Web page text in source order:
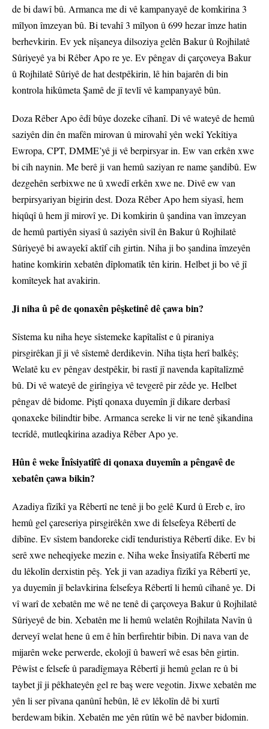
de bi dawî bû. Armanca me di vê kampanyayê de komkirina 3
mîlyon îmzeyan bû. Bi tevahî 3 mîlyon û 699 hezar îmze hatin
berhevkirin. Ev yek nîşaneya dilsoziya gelên Bakur û Rojhilatê
Sûriyeyê ya bi Rêber Apo re ye. Ev pêngav di çarçoveya Bakur
û Rojhilatê Sûriyê de hat destpêkirin, lê hin bajarên di bin
kontrola hikûmeta Şamê de jî tevlî vê kampanyayê bûn.
Doza Rêber Apo êdî bûye dozeke cîhanî. Di vê wateyê de hemû
saziyên din ên mafên mirovan û mirovahî yên wekî Yekîtiya
Ewropa, CPT, DMME’yê ji vê berpirsyar in. Ew van erkên xwe
bi cih naynin. Me berê ji van hemû saziyan re name şandibû. Ew
dezgehên serbixwe ne û xwedî erkên xwe ne. Divê ew van
berpirsyariyan bigirin dest. Doza Rêber Apo hem siyasî, hem
hiqûqî û hem jî mirovî ye. Di komkirin û şandina van îmzeyan
de hemû partiyên siyasî û saziyên sivîl ên Bakur û Rojhilatê
Sûriyeyê bi awayekî aktîf cih girtin. Niha ji bo şandina îmzeyên
hatine komkirin xebatên dîplomatîk tên kirin. Helbet ji bo vê jî
komîteyek hat avakirin.
Ji niha û pê de qonaxên pêşketinê dê çawa bin?
Sîstema ku niha heye sîstemeke kapîtalîst e û piraniya
pirsgirêkan jî ji vê sîstemê derdikevin. Niha tişta herî balkêş;
Welatê ku ev pêngav destpêkir, bi rastî jî navenda kapîtalîzmê
bû. Di vê wateyê de girîngiya vê tevgerê pir zêde ye. Helbet
pêngav dê bidome. Piştî qonaxa duyemîn jî dikare derbasî
qonaxeke bilindtir bibe. Armanca sereke li vir ne tenê şikandina
tecrîdê, mutleqkirina azadiya Rêber Apo ye.
Hûn ê weke Înîsiyatîfê di qonaxa duyemîn a pêngavê de
xebatên çawa bikin?
Azadiya fîzîkî ya Rêbertî ne tenê ji bo gelê Kurd û Ereb e, îro
hemû gel çareseriya pirsgirêkên xwe di felsefeya Rêbertî de
dibîne. Ev sîstem bandoreke cidî tenduristiya Rêbertî dike. Ev bi
serê xwe neheqiyeke mezin e. Niha weke Însiyatîfa Rêbertî me
du lêkolîn derxistin pêş. Yek ji van azadiya fîzîkî ya Rêbertî ye,
ya duyemîn jî belavkirina felsefeya Rêbertî li hemû cîhanê ye. Di
vî warî de xebatên me wê ne tenê di çarçoveya Bakur û Rojhilatê
Sûriyeyê de bin. Xebatên me li hemû welatên Rojhilata Navîn û
derveyî welat hene û em ê hîn berfirehtir bibin. Di nava van de
mijarên weke perwerde, ekolojî û bawerî wê esas bên girtin.
Pêwîst e felsefe û paradîgmaya Rêbertî ji hemû gelan re û bi
taybet jî ji pêkhateyên gel re baş were vegotin. Jixwe xebatên me
yên li ser pîvana qanûnî hebûn, lê ev lêkolîn dê bi xurtî
berdewam bikin. Xebatên me yên rûtîn wê bê navber bidomin.